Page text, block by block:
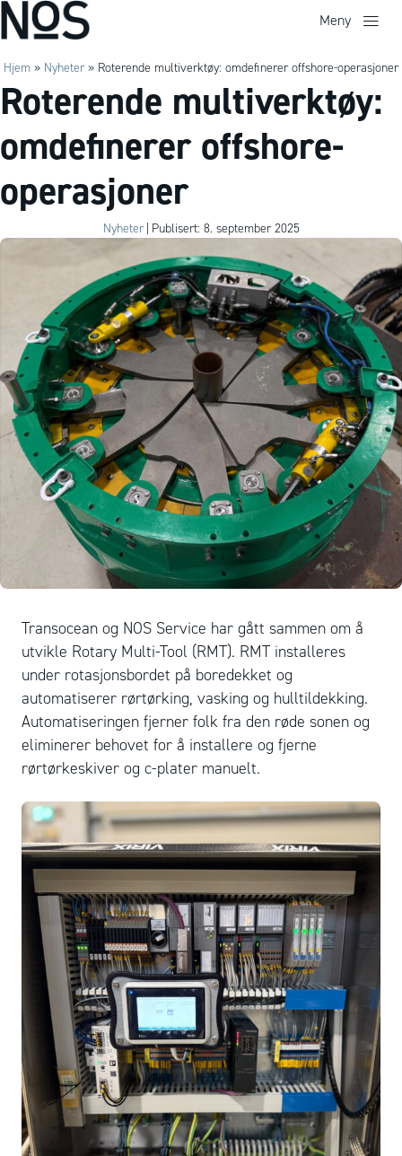
Meny
Hjem » Nyheter » Roterende multiverktøy: omdefinerer offshore-operasjoner
Roterende multiverktøy:
omdefinerer offshore-
operasjoner
Nyheter Publisert: 8. september 2025
Transocean og NOS Service har gått sammen om å
utvikle Rotary Multi-Tool (RMT). RMT installeres
under rotasjonsbordet på boredekket og
automatiserer rørtørking, vasking og hulltildekking.
Automatiseringen fjerner folk fra den røde sonen og
eliminerer behovet for å installere og fjerne
rørtørkeskiver og c-plater manuelt.